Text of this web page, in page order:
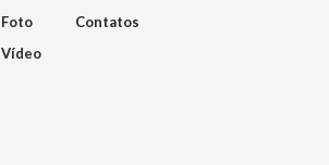
Foto
Vídeo
Contatos